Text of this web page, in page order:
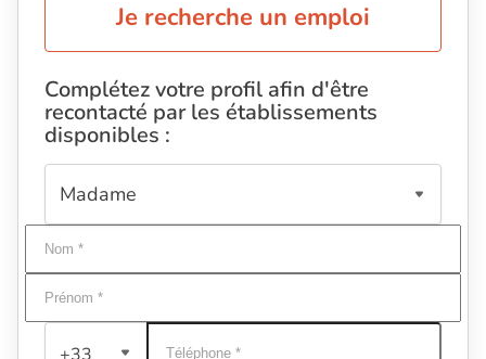
Je recherche un emploi
Complétez votre profil afin d'être
recontacté par les établissements
disponibles :